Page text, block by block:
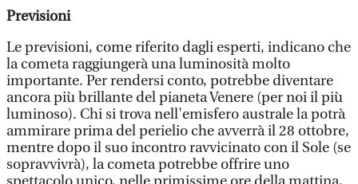
Previsioni
Le previsioni, come riferito dagli esperti, indicano che
la cometa raggiungerà una luminosità molto
importante. Per rendersi conto, potrebbe diventare
ancora più brillante del pianeta Venere (per noi il più
luminoso). Chi si trova nell'emisfero australe la potrà
ammirare prima del perielio che avverrà il 28 ottobre,
mentre dopo il suo incontro ravvicinato con il Sole (se
sopravvivrà), la cometa potrebbe offrire uno